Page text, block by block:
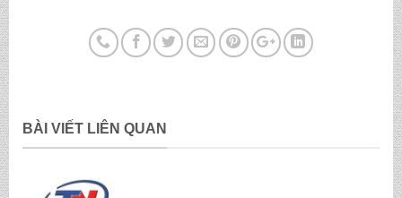
BÀI VIẾT LIÊN QUAN